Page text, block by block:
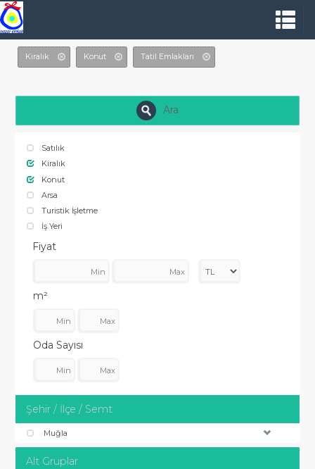
Kiralık Konut Tatil Emlakları
Ara
Satılık
Kiralık
Konut
Arsa
Turistik İşletme
İş Yeri
Fiyat
m²
Oda Sayısı
Şehir / İlçe / Semt
Muğla
Alt Gruplar